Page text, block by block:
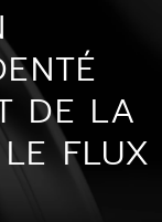
DE LA
FLUX